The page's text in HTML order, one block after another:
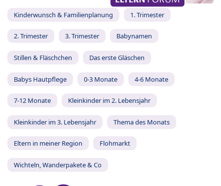
Kinderwunsch & Familienplanung 1. Trimester
2. Trimester 3. Trimester Babynamen
Stillen & Fläschchen Das erste Gläschen
Babys Hautpflege 0-3 Monate 4-6 Monate
7-12 Monate Kleinkinder im 2. Lebensjahr
Kleinkinder im 3. Lebensjahr Thema des Monats
Eltern in meiner Region Flohmarkt
Wichteln, Wanderpakete & Co